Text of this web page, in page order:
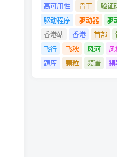
高可用性
骨干 验证
驱动程序
驱动器 驱
香港站
香港 首部
飞行
飞秋 风河
题库
颗粒 频谱